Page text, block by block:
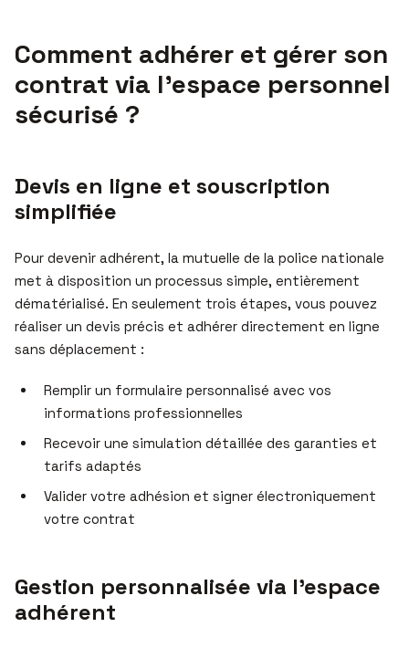
Comment adhérer et gérer son
contrat via l’espace personnel
sécurisé ?
Devis en ligne et souscription
simplifiée
Pour devenir adhérent, la mutuelle de la police nationale
met à disposition un processus simple, entièrement
dématérialisé. En seulement trois étapes, vous pouvez
réaliser un devis précis et adhérer directement en ligne
sans déplacement :
Remplir un formulaire personnalisé avec vos
informations professionnelles
Recevoir une simulation détaillée des garanties et
tarifs adaptés
Valider votre adhésion et signer électroniquement
votre contrat
Gestion personnalisée via l’espace
adhérent